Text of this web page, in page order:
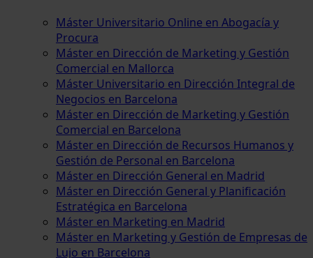
Máster Universitario Online en Abogacía y
Procura
Máster en Dirección de Marketing y Gestión
Comercial en Mallorca
Máster Universitario en Dirección Integral de
Negocios en Barcelona
Máster en Dirección de Marketing y Gestión
Comercial en Barcelona
Máster en Dirección de Recursos Humanos y
Gestión de Personal en Barcelona
Máster en Dirección General en Madrid
Máster en Dirección General y Planificación
Estratégica en Barcelona
Máster en Marketing en Madrid
Máster en Marketing y Gestión de Empresas de
Lujo en Barcelona